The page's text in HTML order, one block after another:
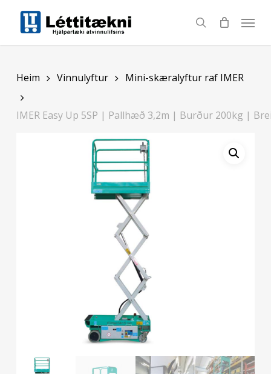
main
search
Heim Vinnulyftur Mini-skæralyftur raf IMER
IMER Easy Up 5SP | Pallhæð 3,2m | Burður 200kg |